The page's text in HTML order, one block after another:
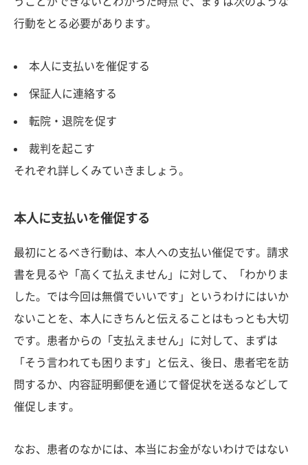
行動をとる必要があります。
本人に支払いを催促する
保証人に連絡する
転院・退院を促す
裁判を起こす
それぞれ詳しくみていきましょう。
本人に支払いを催促する
最初にとるべき行動は、本人への支払い催促です。請求
書を見るや「高くて払えません」に対して、「わかりま
した。では今回は無償でいいです」というわけにはいか
ないことを、本人にきちんと伝えることはもっとも大切
です。患者からの「支払えません」に対して、まずは
「そう言われても困ります」と伝え、後日、患者宅を訪
問するか、内容証明郵便を通じて督促状を送るなどして
催促します。
なお、患者のなかには、本当にお金がないわけではない